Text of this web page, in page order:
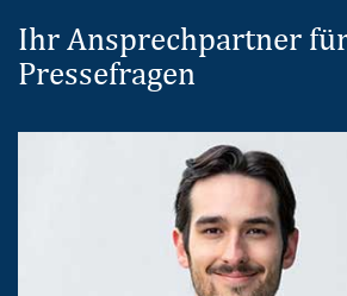
Ihr Ansprechpartner
Pressefragen